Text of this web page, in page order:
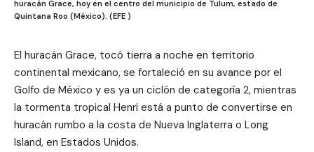
huracán Grace, hoy en el centro del municipio de Tulum, estado de
Quintana Roo (México). (EFE )
El huracán Grace, tocó tierra a noche en territorio
continental mexicano, se fortaleció en su avance por el
Golfo de México y es ya un ciclón de categoría 2, mientras
la tormenta tropical Henri está a punto de convertirse en
huracán rumbo a la costa de Nueva Inglaterra o Long
Island, en Estados Unidos.